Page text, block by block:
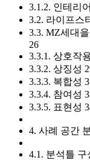
3.1.2. 인테리
3.2. 라이프스
3.3. MZ세대
26
3.3.1. 상호작
3.3.2. 상징성
3.3.3. 복합성
3.3.4. 참여성
3.3.5. 표현성
4. 사례 공간
4.1. 분석틀 구